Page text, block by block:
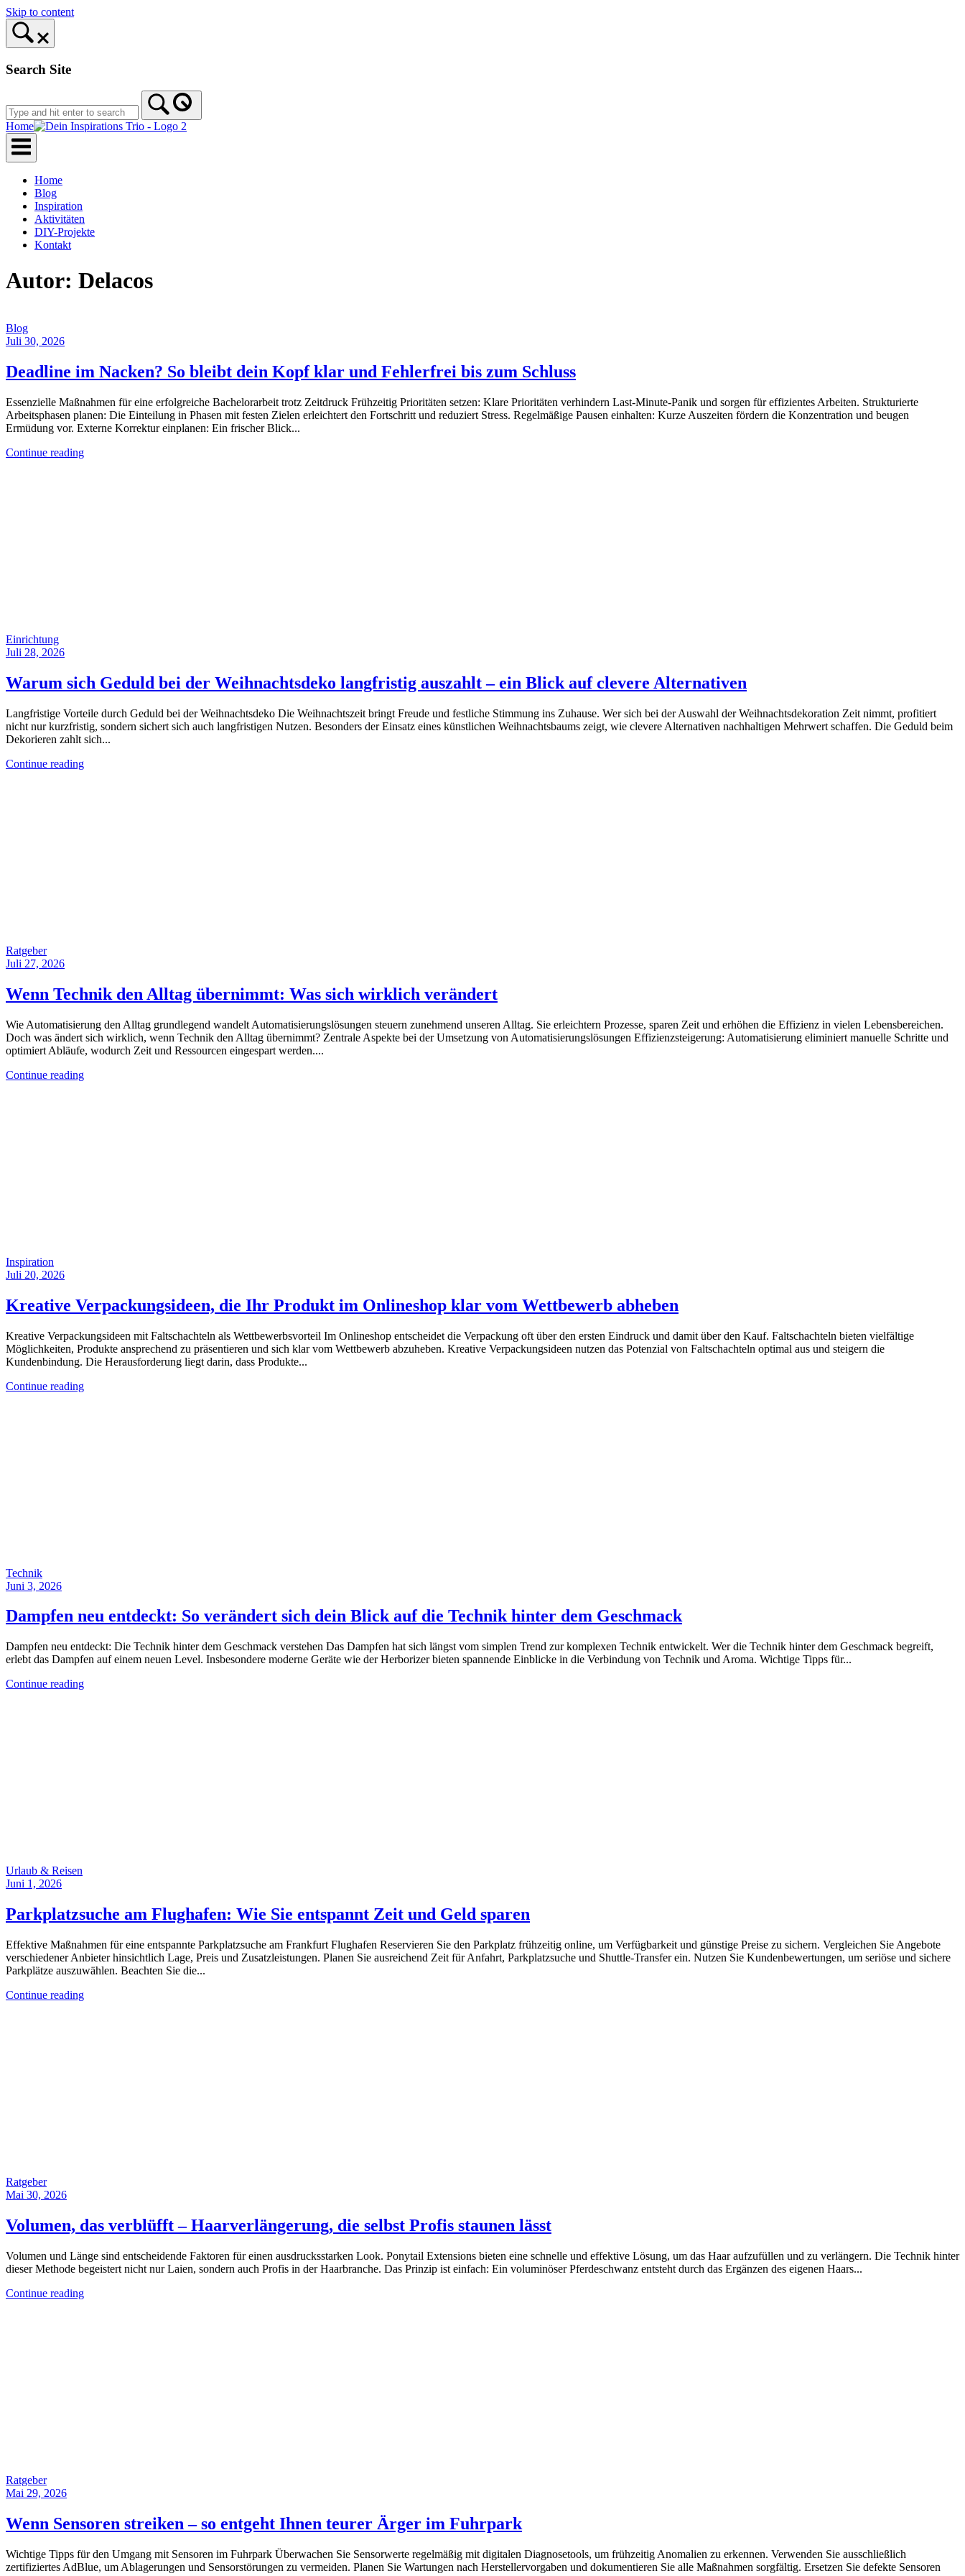
Skip to content
Search Site
Home
Home
Blog
Inspiration
Aktivitäten
DIY-Projekte
Kontakt
Autor: Delacos
Blog
Juli 30, 2026
Deadline im Nacken? So bleibt dein Kopf klar und Fehlerfrei bis zum Schluss
Essenzielle Maßnahmen für eine erfolgreiche Bachelorarbeit trotz Zeitdruck Frühzeitig Prioritäten setzen: Klare Prioritäten verhindern Last-Minute-Panik und sorgen für effizientes Arbeiten. Strukturierte
Arbeitsphasen planen: Die Einteilung in Phasen mit festen Zielen erleichtert den Fortschritt und reduziert Stress. Regelmäßige Pausen einhalten: Kurze Auszeiten fördern die Konzentration und beugen
Ermüdung vor. Externe Korrektur einplanen: Ein frischer Blick...
Continue reading
Einrichtung
Juli 28, 2026
Warum sich Geduld bei der Weihnachtsdeko langfristig auszahlt – ein Blick auf clevere Alternativen
Langfristige Vorteile durch Geduld bei der Weihnachtsdeko Die Weihnachtszeit bringt Freude und festliche Stimmung ins Zuhause. Wer sich bei der Auswahl der Weihnachtsdekoration Zeit nimmt, profitiert
nicht nur kurzfristig, sondern sichert sich auch langfristigen Nutzen. Besonders der Einsatz eines künstlichen Weihnachtsbaums zeigt, wie clevere Alternativen nachhaltigen Mehrwert schaffen. Die Geduld beim
Dekorieren zahlt sich...
Continue reading
Ratgeber
Juli 27, 2026
Wenn Technik den Alltag übernimmt: Was sich wirklich verändert
Wie Automatisierung den Alltag grundlegend wandelt Automatisierungslösungen steuern zunehmend unseren Alltag. Sie erleichtern Prozesse, sparen Zeit und erhöhen die Effizienz in vielen Lebensbereichen.
Doch was ändert sich wirklich, wenn Technik den Alltag übernimmt? Zentrale Aspekte bei der Umsetzung von Automatisierungslösungen Effizienzsteigerung: Automatisierung eliminiert manuelle Schritte und
optimiert Abläufe, wodurch Zeit und Ressourcen eingespart werden....
Continue reading
Inspiration
Juli 20, 2026
Kreative Verpackungsideen, die Ihr Produkt im Onlineshop klar vom Wettbewerb abheben
Kreative Verpackungsideen mit Faltschachteln als Wettbewerbsvorteil Im Onlineshop entscheidet die Verpackung oft über den ersten Eindruck und damit über den Kauf. Faltschachteln bieten vielfältige
Möglichkeiten, Produkte ansprechend zu präsentieren und sich klar vom Wettbewerb abzuheben. Kreative Verpackungsideen nutzen das Potenzial von Faltschachteln optimal aus und steigern die
Kundenbindung. Die Herausforderung liegt darin, dass Produkte...
Continue reading
Technik
Juni 3, 2026
Dampfen neu entdeckt: So verändert sich dein Blick auf die Technik hinter dem Geschmack
Dampfen neu entdeckt: Die Technik hinter dem Geschmack verstehen Das Dampfen hat sich längst vom simplen Trend zur komplexen Technik entwickelt. Wer die Technik hinter dem Geschmack begreift,
erlebt das Dampfen auf einem neuen Level. Insbesondere moderne Geräte wie der Herborizer bieten spannende Einblicke in die Verbindung von Technik und Aroma. Wichtige Tipps für...
Continue reading
Urlaub & Reisen
Juni 1, 2026
Parkplatzsuche am Flughafen: Wie Sie entspannt Zeit und Geld sparen
Effektive Maßnahmen für eine entspannte Parkplatzsuche am Frankfurt Flughafen Reservieren Sie den Parkplatz frühzeitig online, um Verfügbarkeit und günstige Preise zu sichern. Vergleichen Sie Angebote
verschiedener Anbieter hinsichtlich Lage, Preis und Zusatzleistungen. Planen Sie ausreichend Zeit für Anfahrt, Parkplatzsuche und Shuttle-Transfer ein. Nutzen Sie Kundenbewertungen, um seriöse und sichere
Parkplätze auszuwählen. Beachten Sie die...
Continue reading
Ratgeber
Mai 30, 2026
Volumen, das verblüfft – Haarverlängerung, die selbst Profis staunen lässt
Volumen und Länge sind entscheidende Faktoren für einen ausdrucksstarken Look. Ponytail Extensions bieten eine schnelle und effektive Lösung, um das Haar aufzufüllen und zu verlängern. Die Technik hinter
dieser Methode begeistert nicht nur Laien, sondern auch Profis in der Haarbranche. Das Prinzip ist einfach: Ein voluminöser Pferdeschwanz entsteht durch das Ergänzen des eigenen Haars...
Continue reading
Ratgeber
Mai 29, 2026
Wenn Sensoren streiken – so entgeht Ihnen teurer Ärger im Fuhrpark
Wichtige Tipps für den Umgang mit Sensoren im Fuhrpark Überwachen Sie Sensorwerte regelmäßig mit digitalen Diagnosetools, um frühzeitig Anomalien zu erkennen. Verwenden Sie ausschließlich
zertifiziertes AdBlue, um Ablagerungen und Sensorstörungen zu vermeiden. Planen Sie Wartungen nach Herstellervorgaben und dokumentieren Sie alle Maßnahmen sorgfältig. Ersetzen Sie defekte Sensoren